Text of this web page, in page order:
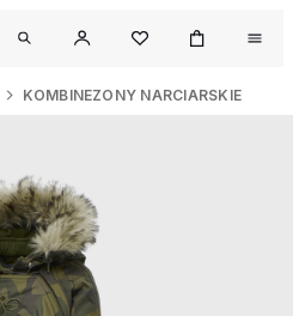
KOMBINEZONY NARCIARSKIE